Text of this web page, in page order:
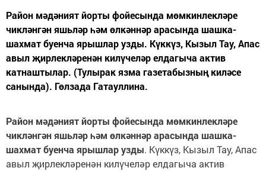
Район мәдәният йорты фойесында мөмкинлекләре
чикләнгән яшьләр һәм өлкәннәр арасында шашка-
шахмат буенча ярышлар узды. Күккүз, Кызыл Тау, Апас
авыл җирлекләренән килүчеләр елдагыча актив
катнаштылар. (Тулырак язма газетабызның киләсе
санында). Гөлзада Гатауллина.
Район мәдәният йорты фойесында мөмкинлекләре
чикләнгән яшьләр һәм өлкәннәр арасында шашка-
шахмат буенча ярышлар узды. Күккүз, Кызыл Тау, Апас
авыл җирлекләренән килүчеләр елдагыча актив